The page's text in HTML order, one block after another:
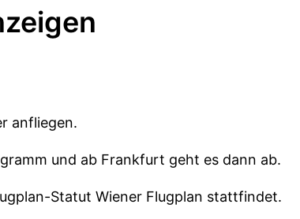
anfliegen.
und ab Frankfurt geht es dann ab.
Statut Wiener Flugplan stattfindet.